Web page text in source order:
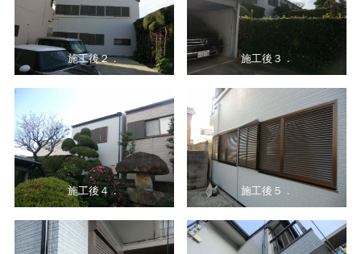
施工後２． 施工後３．
施工後４． 施工後５．